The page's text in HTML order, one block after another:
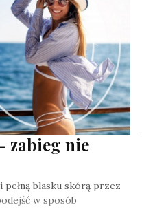
zabieg nie
pełną blasku skórą przez
w sposób